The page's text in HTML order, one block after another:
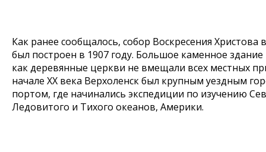
Как ранее сообщалось, собор Воскресения Христова
был построен в 1907 году. Большое каменное здание
как деревянные церкви не вмещали всех местных
начале ХХ века Верхоленск был крупным уездным
портом, где начинались экспедиции по изучению
Ледовитого и Тихого океанов, Америки.